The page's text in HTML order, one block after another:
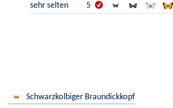
sehr selten
5
Schwarzkolbiger Braundickkopf